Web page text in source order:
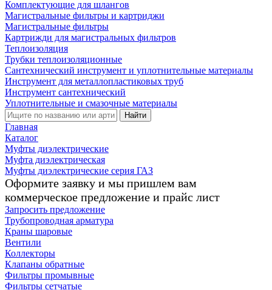
Комплектующие для шлангов
Магистральные фильтры и картриджи
Магистральные фильтры
Картрижди для магистральных фильтров
Теплоизоляция
Трубки теплоизоляционные
Сантехнический инструмент и уплотнительные материалы
Инструмент для металлопластиковых труб
Инструмент сантехнический
Уплотнительные и смазочные материалы
Найти
Главная
Каталог
Муфты диэлектрические
Муфта диэлектрическая
Муфты диэлектрические серия ГАЗ
Оформите заявку и мы пришлем вам
коммерческое предложение и прайс лист
Запросить предложение
Трубопроводная арматура
Краны шаровые
Вентили
Коллекторы
Клапаны обратные
Фильтры промывные
Фильтры сетчатые